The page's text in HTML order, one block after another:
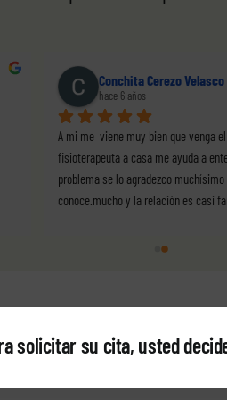
Conchita Cerezo Velasco
hace 6 años
A mi me  viene muy bien que venga el
fisioterapeuta a casa me ayuda a
problema se lo agradezco
conoce.mucho y la relación es casi
solicitar su cita, usted